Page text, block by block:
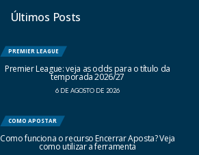
Últimos Posts
PREMIER LEAGUE
Premier League: veja as odds para o título da
temporada 2026/27
6 DE AGOSTO DE 2026
COMO APOSTAR
Como funciona o recurso Encerrar Aposta? Veja
como utilizar a ferramenta